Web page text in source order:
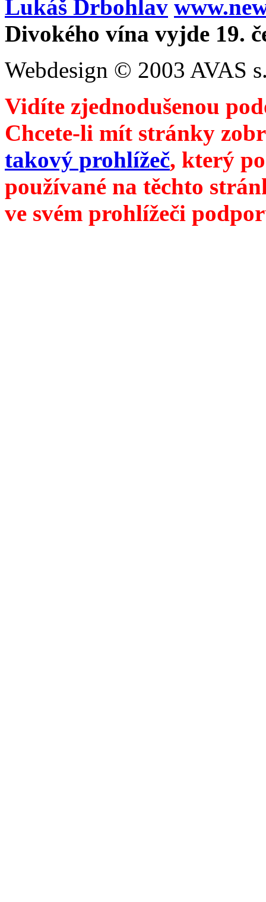
Lukáš Drbohlav
Divokého vína vyjde 19.
Webdesign © 2003 AVAS
Vidíte zjednodušenou
Chcete-li mít stránky
takový prohlížeč, který
používané na těchto
ve svém prohlížeči